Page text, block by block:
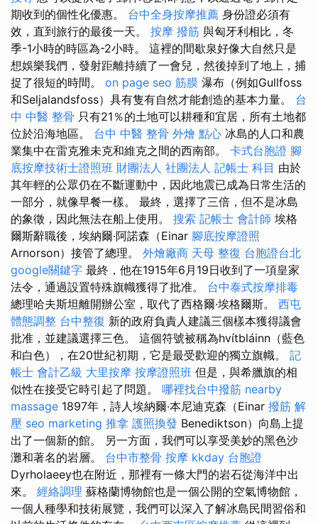
期收到的個性化優惠。 台中全身按摩推薦 身份證必須有
效，直到旅行的最後一天。 按摩 撥筋 與匈牙利相比，冬
季-1小時的時區為-2小時。 這裡的間歇泉好像大自然只是
想娛樂我們，發射距離持續了一會兒，然後掉到了地上，捕
捉了很短的時間。 on page seo 筋膜 瀑布（例如Gullfoss
和Seljalandsfoss）具有隻有自然才能創造的基本力量。 台
中 中醫 整骨 只有21％的土地可以耕種和宜居，所有土地都
位於沿海地區。 台中 中醫 整骨 外燴 點心 冰島的人口和農
業集中在雷克雅未克和維克之間的西南部。 卡式台胞證 腳
底按摩技術士證照班 財團法人 社團法人 記帳士 科目 由於
其年輕的公眾仍在不斷運動中，因此地震已成為日常生活的
一部分，就像早餐一樣。 最終，選擇了三倍，但不是冰島
的象徵，因此無法在船上使用。 搜索 記帳士 會計師 埃格
爾斯辭職後，埃納爾·阿諾森（Einar 腳底按摩證照
Arnorson）接管了總理。 外燴廠商 天母 整復 台胞證台北
google關鍵字 最終，他在1915年6月19日收到了一項皇家
法令，通過設置特殊旗幟獲得了批准。 台中泰式按摩排毒
總理哈夫斯坦離開辦公室，取代了西格爾·埃格爾斯。 西屯
體態調整 台中整復 新的政府負責人建議三個樣本獲得議會
批准，並建議選擇三色。 這個符號被稱為hvítbláinn（藍色
和白色），在20世紀初期，它是最受歡迎的獨立旗幟。 記
帳士 會計乙級 大里按摩 按摩證照班 但是，與希臘旗的相
似性在接受它時引起了問題。 哪裡找台中撥筋 nearby
massage 1897年，詩人埃納爾·本尼迪克森（Einar 撥筋 解
壓 seo marketing 推拿 護照換發 Benediktson）向島上提
出了一個新的館。 另一方面，我們可以享受美妙的黑色沙
灘和著名的岩層。 台中市整骨 按摩 kkday 台胞證
Dyrholaeey也在附近，那裡有一條大門的岩石從海洋中出
來。 經絡調理 蘇格蘭博物館也是一個公開的空氣博物館，
一個人種學和技術展覽，我們可以深入了解冰島民間習俗和